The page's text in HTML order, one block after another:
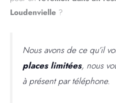
Loudenvielle ?
Nous avons de ce qu’il
places limitées, nous
à présent par téléphone.